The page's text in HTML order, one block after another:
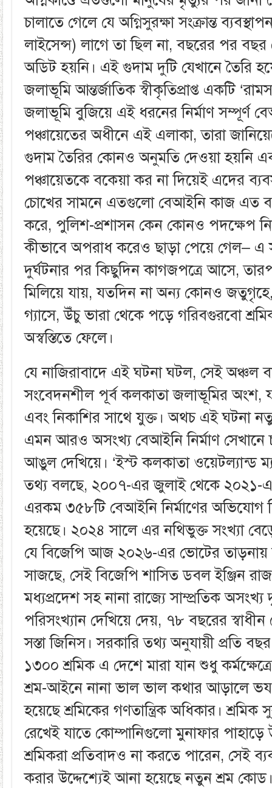
চালাতে গেলে যে অগ্নিসুরক্ষা সংক্রান্ত
লাইসেন্স) লাগে তা ছিল না, বছরের পর
অডিট হয়নি। এই গুদাম দুটি যেখানে তৈরি
জলাভূমি আন্তর্জাতিক স্বীকৃতিপ্রাপ্ত একটি
জলাভূমি বুজিয়ে এই ধরনের নির্মাণ সম্পূর্ণ
পঞ্চায়েতের অধীনে এই এলাকা, তারা
গুদাম তৈরির কোনও অনুমতি দেওয়া হয়নি
পঞ্চায়েতকে বকেয়া কর না দিয়েই এদের
চোখের সামনে এতগুলো বেআইনি কাজ এত
করে, পুলিশ-প্রশাসন কেন কোনও পদক্ষেপ
কীভাবে অপরাধ করেও ছাড়া পেয়ে গেল– এ
দুর্ঘটনার পর কিছুদিন কাগজপত্রে আসে,
মিলিয়ে যায়, যতদিন না অন্য কোনও জতুগৃহে,
গ্যাসে, উঁচু ভারা থেকে পড়ে গরিবগুরবো
অস্বস্তিতে ফেলে।
যে নাজিরাবাদে এই ঘটনা ঘটল, সেই অঞ্চল
সংবেদনশীল পূর্ব কলকাতা জলাভূমির অংশ,
এবং নিকাশির সাথে যুক্ত। অথচ এই ঘটনা
এমন আরও অসংখ্য বেআইনি নির্মাণ
আঙুল দেখিয়ে। ‘ইস্ট কলকাতা ওয়েটল্যান্ড
তথ্য বলছে, ২০০৭-এর জুলাই থেকে ২০২১-এর
এরকম ৩৫৮টি বেআইনি নির্মাণের অভিযোগ
হয়েছে। ২০২৪ সালে এর নথিভুক্ত সংখ্যা
যে বিজেপি আজ ২০২৬-এর ভোটের তাড়নায়
সাজছে, সেই বিজেপি শাসিত ডবল ইঞ্জিন
মধ্যপ্রদেশ সহ নানা রাজ্যে সাম্প্রতিক অসংখ্য
পরিসংখ্যান দেখিয়ে দেয়, ৭৮ বছরের স্বাধীন
সস্তা জিনিস। সরকারি তথ্য অনুযায়ী প্রতি
১৩০০ শ্রমিক এ দেশে মারা যান শুধু
শ্রম-আইনে নানা ভাল ভাল কথার আড়ালে
হয়েছে শ্রমিকের গণতান্ত্রিক অধিকার।
রেখেই যাতে কোম্পানিগুলো মুনাফার
শ্রমিকরা প্রতিবাদও না করতে পারেন, সেই
করার উদ্দেশ্যেই আনা হয়েছে নতুন শ্রম